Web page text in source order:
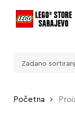
Početna